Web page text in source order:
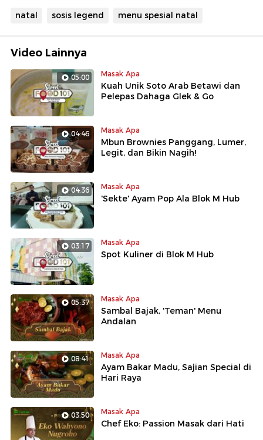
natal sosis legend menu spesial natal
Video Lainnya
05:00 Masak Apa
Kuah Unik Soto Arab Betawi dan
Pelepas Dahaga Glek & Go
04:46 Masak Apa
Mbun Brownies Panggang, Lumer,
Legit, dan Bikin Nagih!
04:36 Masak Apa
'Sekte' Ayam Pop Ala Blok M Hub
03:17 Masak Apa
Spot Kuliner di Blok M Hub
05:37 Masak Apa
Sambal Bajak, 'Teman' Menu
Andalan
08:41 Masak Apa
Ayam Bakar Madu, Sajian Special di
Hari Raya
03:50 Masak Apa
Chef Eko: Passion Masak dari Hati